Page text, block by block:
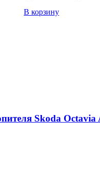
В корзину
Skoda Octavia